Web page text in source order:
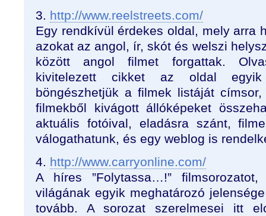
3. http://www.reelstreets.com/
Egy rendkívül érdekes oldal, mely arra
azokat az angol, ír, skót és welszi
között angol filmet forgattak.
kivitelezett cikket az oldal egyik
böngészhetjük a filmek listáját
filmekből kivágott állóképeket
aktuális fotóival, eladásra szánt,
válogathatunk, és egy weblog is
4. http://www.carryonline.com/
A híres ”Folytassa…!”
világának egyik meghatározó
tovább. A sorozat szerelmesei itt